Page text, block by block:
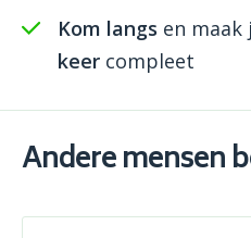
Kom langs en
keer compleet
Andere mensen